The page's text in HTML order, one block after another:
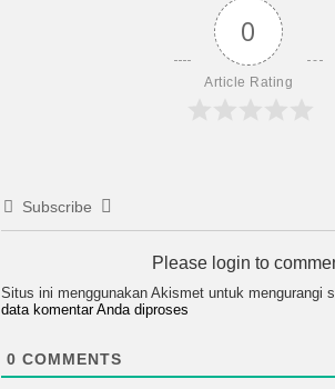
0
Article Rating
Subscribe
Please login to
Situs ini menggunakan Akismet untuk mengurangi
data komentar Anda diproses
0 COMMENTS